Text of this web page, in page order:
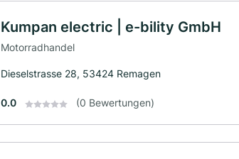
Kumpan electric | e-bility GmbH
Motorradhandel
Dieselstrasse 28, 53424 Remagen
0.0 (0 Bewertungen)